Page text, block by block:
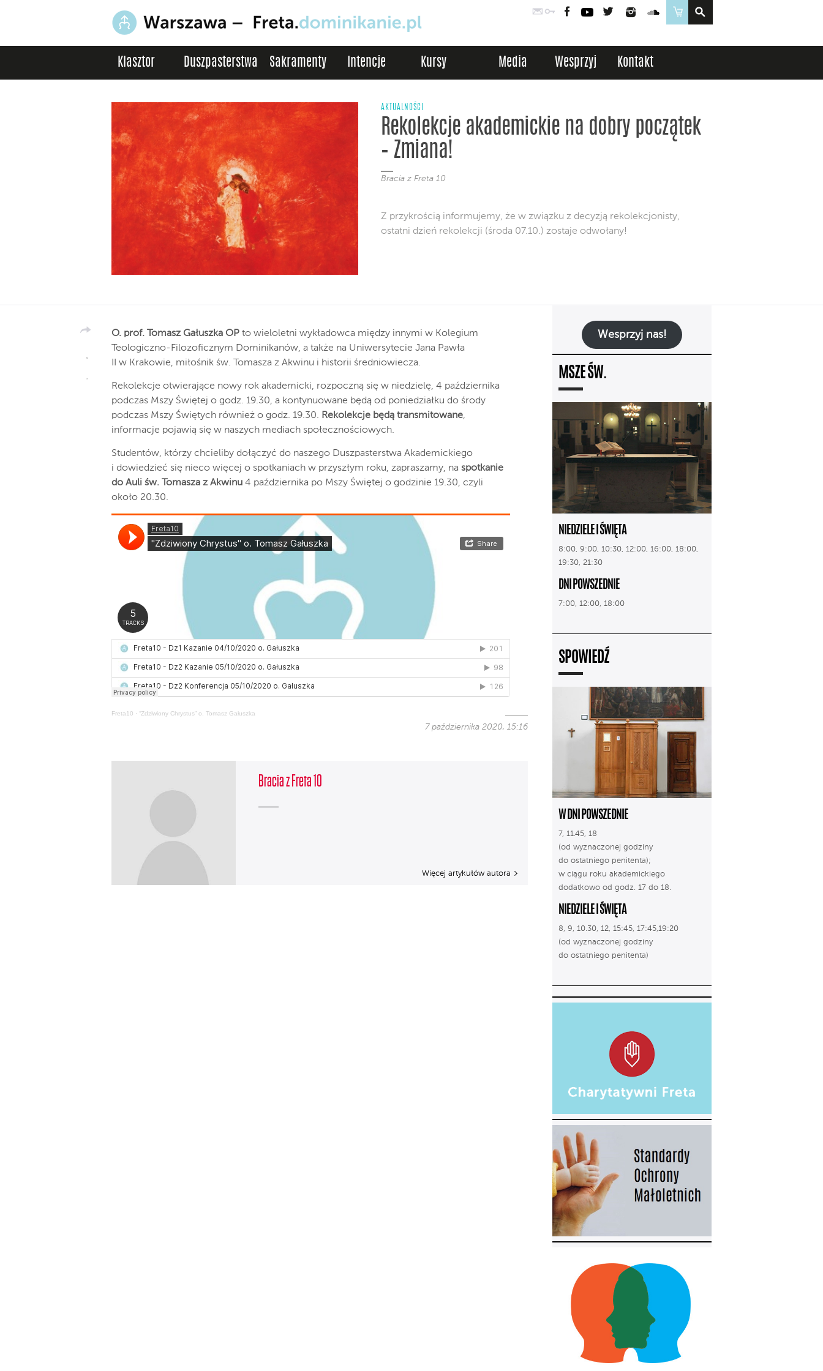
PocztaLogowanie
FacebookYouTubeTwitter InstagramSoundCloud
Sklep
Klasztor Duszpasterstwa Sakramenty Intencje Kursy Media Wesprzyj Kontakt
AKTUALNOŚCI
Rekolekcje akademickie na dobry początek
– Zmiana!
Bracia z Freta 10
Z przykrością informujemy, że w związku z decyzją rekolekcjonisty,
ostatni dzień rekolekcji (środa 07.10.) zostaje odwołany!
O. prof. Tomasz Gałuszka OP to wieloletni wykładowca między innymi w Kolegium
Teologiczno-Filozoficznym Dominikanów, a także na Uniwersytecie Jana Pawła
II w Krakowie, miłośnik św. Tomasza z Akwinu i historii średniowiecza.
Rekolekcje otwierające nowy rok akademicki, rozpoczną się w niedzielę, 4 października
podczas Mszy Świętej o godz. 19.30, a kontynuowane będą od poniedziałku do środy
podczas Mszy Świętych również o godz. 19.30. Rekolekcje będą transmitowane,
informacje pojawią się w naszych mediach społecznościowych.
Studentów, którzy chcieliby dołączyć do naszego Duszpasterstwa Akademickiego
i dowiedzieć się nieco więcej o spotkaniach w przyszłym roku, zapraszamy, na spotkanie
do Auli św. Tomasza z Akwinu 4 października po Mszy Świętej o godzinie 19.30, czyli
około 20.30.
Freta10 · “Zdziwiony Chrystus” o. Tomasz Gałuszka
7 października 2020, 15:16
Bracia z Freta 10
Więcej artykułów autora
Wesprzyj nas!
MSZE ŚW.
NIEDZIELE I ŚWIĘTA
8:00, 9:00, 10:30, 12:00, 16:00, 18:00,
19:30, 21:30
DNI POWSZEDNIE
7:00, 12:00, 18:00
SPOWIEDŹ
W DNI POWSZEDNIE
7, 11.45, 18
(od wyznaczonej godziny
do ostatniego penitenta);
w ciągu roku akademickiego
dodatkowo od godz. 17 do 18.
NIEDZIELE I ŚWIĘTA
8, 9, 10.30, 12, 15:45, 17:45,19:20
(od wyznaczonej godziny
do ostatniego penitenta)